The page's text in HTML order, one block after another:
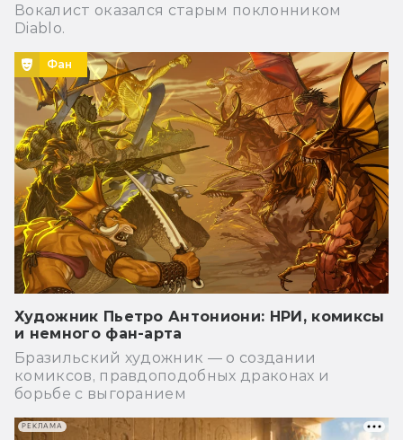
Вокалист оказался старым поклонником
Diablo.
Фан
Художник Пьетро Антониони: НРИ, комиксы
и немного фан-арта
Бразильский художник — о создании
комиксов, правдоподобных драконах и
борьбе с выгоранием
РЕКЛАМА